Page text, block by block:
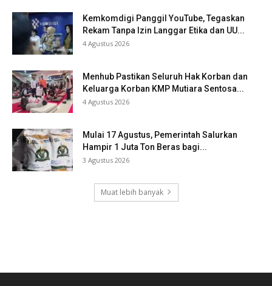
Kemkomdigi Panggil YouTube, Tegaskan
Rekam Tanpa Izin Langgar Etika dan UU...
4 Agustus 2026
Menhub Pastikan Seluruh Hak Korban dan
Keluarga Korban KMP Mutiara Sentosa...
4 Agustus 2026
Mulai 17 Agustus, Pemerintah Salurkan
Hampir 1 Juta Ton Beras bagi...
3 Agustus 2026
Muat lebih banyak